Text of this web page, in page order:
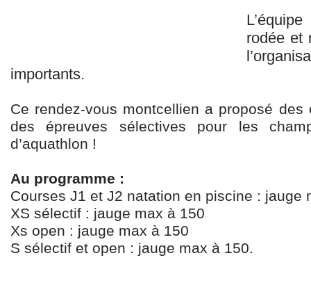
rodée et
importants.
Ce rendez-vous montcellien a proposé
des épreuves sélectives pour les
d’aquathlon !
Au programme :
Courses J1 et J2 natation en piscine : jauge
XS sélectif : jauge max à 150
Xs open : jauge max à 150
S sélectif et open : jauge max à 150.